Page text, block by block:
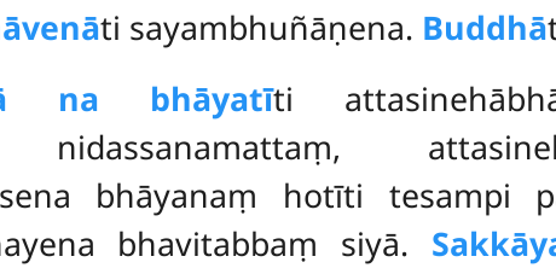
ti sayambhuñāṇena. Buddhā
na bhāyatīti
nidassanamattaṃ,
bhāyanaṃ hotīti tesampi
bhavitabbaṃ siyā.